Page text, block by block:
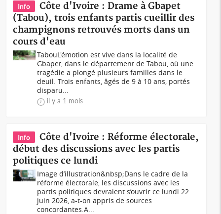
Info
Côte d'Ivoire : Drame à Gbapet
(Tabou), trois enfants partis cueillir des
champignons retrouvés morts dans un
cours d'eau
TabouL'émotion est vive dans la localité de
Gbapet, dans le département de Tabou, où une
tragédie a plongé plusieurs familles dans le
deuil. Trois enfants, âgés de 9 à 10 ans, portés
disparu...
il y a 1 mois
Info
Côte d'Ivoire : Réforme électorale,
début des discussions avec les partis
politiques ce lundi
Image d’illustration&nbsp;Dans le cadre de la
réforme électorale, les discussions avec les
partis politiques devraient s’ouvrir ce lundi 22
juin 2026, a-t-on appris de sources
concordantes.A...